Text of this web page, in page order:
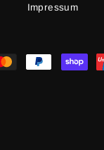
Impressum